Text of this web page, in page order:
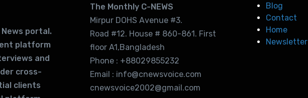
portal.
platform
and
cross-
clients
The Monthly C-NEWS
Mirpur DOHS Avenue #3.
Road #12. House # 860-861. First
floor A1,Bangladesh
Phone : +88029855232
Email : info@cnewsvoice.com
cnewsvoice2002@gmail.com
Blog
Contact
Home
Newsletter